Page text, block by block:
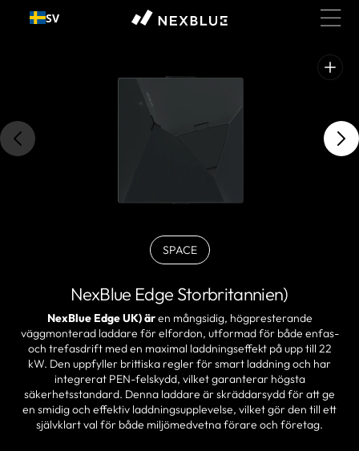
Gå till
innehållet
SV
SPACEBLACKVariant
eller
ej
tillgänglig
NexBlue Edge Storbritannien)
NexBlue Edge UK) ären mångsidig, högpresterande
väggmonterad laddare för elfordon, utformad för både enfas-
och trefasdrift med en maximal laddningseffekt på upp till 22
kW. Den uppfyller brittiska regler för smart laddning och har
integrerat PEN-felskydd, vilket garanterar högsta
säkerhetsstandard. Denna laddare är skräddarsydd för att ge
en smidig och effektiv laddningsupplevelse, vilket gör den till ett
självklart val för både miljömedvetna förare och företag.